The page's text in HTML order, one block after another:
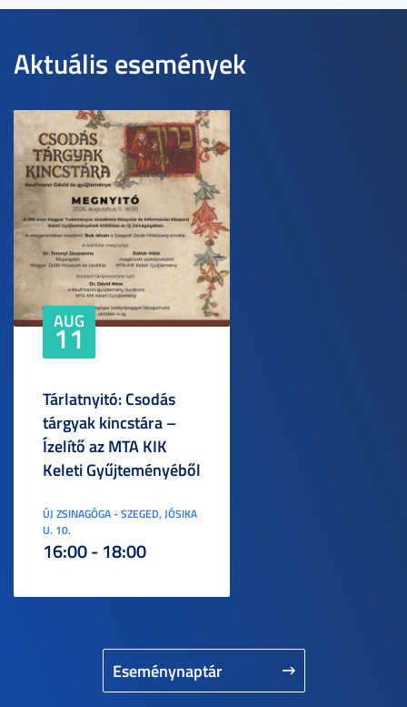
Aktuális események
Eseménynaptár
AUG
11
Tárlatnyitó: Csodás
tárgyak kincstára –
Ízelítő az MTA KIK
Keleti Gyűjteményéből
ÚJ ZSINAGÓGA - SZEGED, JÓSIKA
U. 10.
16:00 - 18:00